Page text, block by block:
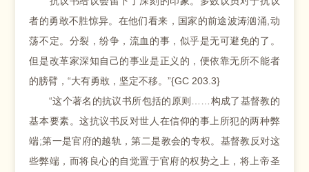
者的勇敢不胜惊异。在他们看来，国家的前途波涛汹涌,动
荡不定。分裂，纷争，流血的事，似乎是无可避免的了。
但是改革家深知自己的事业是正义的，便依靠无所不能者
的膀臂，“大有勇敢，坚定不移。”{GC 203.3}
“这个著名的抗议书所包括的原则……构成了基督教的
基本要素。这抗议书反对世人在信仰的事上所犯的两种弊
端;第一是官府的越轨，第二是教会的专权。基督教反对这
些弊端，而将良心的自觉置于官府的权势之上，将上帝圣